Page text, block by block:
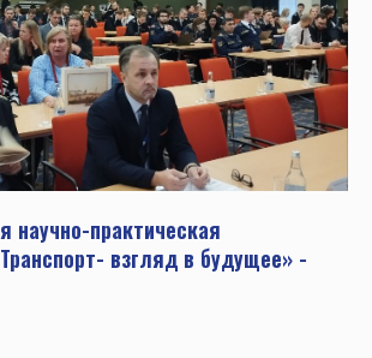
научно-практическая
взгляд в будущее» -